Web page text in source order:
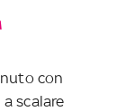
con
scalare